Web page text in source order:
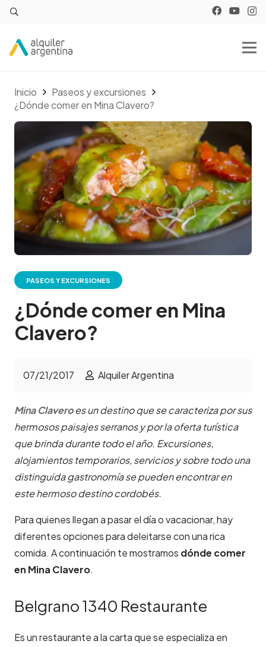
Inicio
Paseos y excursiones
¿Dónde comer en Mina Clavero?
PASEOS Y EXCURSIONES
¿Dónde comer en Mina
Clavero?
07/21/2017 Alquiler Argentina
Mina Claveroes un destino que se caracteriza por sus
hermosos paisajes serranos y por la oferta turística
que brinda durante todo el año. Excursiones,
alojamientos temporarios, servicios y sobre todo una
distinguida gastronomía se pueden encontrar en
este hermoso destino cordobés.
Para quienes llegan a pasar el día o vacacionar, hay
diferentes opciones para deleitarse con una rica
comida. A continuación te mostramos dónde comer
en Mina Clavero.
Belgrano 1340 Restaurante
Es un restaurante a la carta que se especializa en